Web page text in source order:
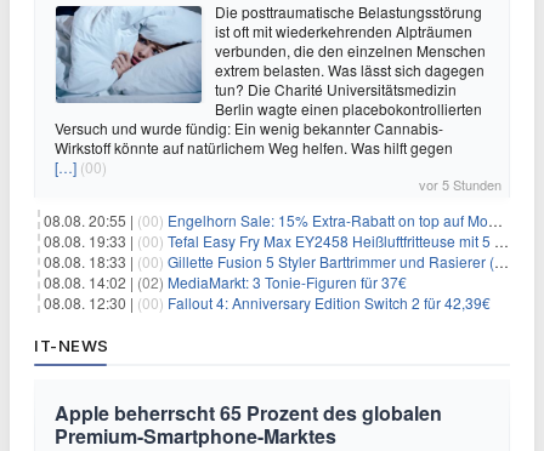
Die posttraumatische Belastungsstörung
ist oft mit wiederkehrenden Alpträumen
verbunden, die den einzelnen Menschen
extrem belasten. Was lässt sich dagegen
tun? Die Charité Universitätsmedizin
Berlin wagte einen placebokontrollierten
Versuch und wurde fündig: Ein wenig bekannter Cannabis-
Wirkstoff könnte auf natürlichem Weg helfen. Was hilft gegen
[…] (00)
vor 5 Stunden
08.08. 20:55 | (00) Engelhorn Sale: 15% Extra-Rabatt on top auf Mode- und Sport-Artikel
08.08. 19:33 | (00) Tefal Easy Fry Max EY2458 Heißluftfritteuse mit 5 Litern für 64,99€
08.08. 18:33 | (00) Gillette Fusion 5 Styler Barttrimmer und Rasierer (All in One) für 16€
08.08. 14:02 | (02) MediaMarkt: 3 Tonie-Figuren für 37€
08.08. 12:30 | (00) Fallout 4: Anniversary Edition Switch 2 für 42,39€
IT-NEWS
Apple beherrscht 65 Prozent des globalen
Premium-Smartphone-Marktes